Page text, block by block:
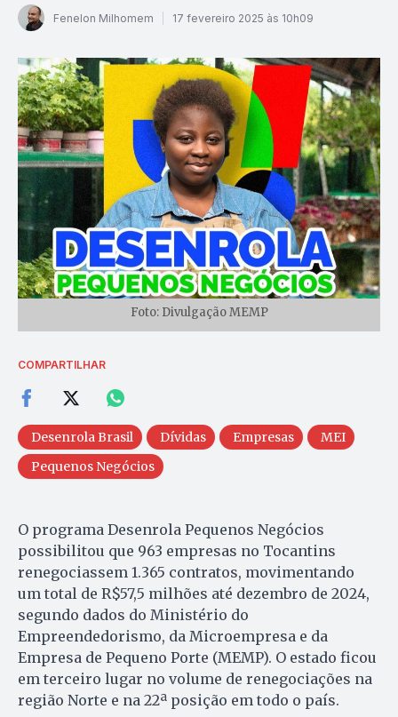
Fenelon Milhomem 17 fevereiro 2025 às 10h09
Foto: Divulgação MEMP
COMPARTILHAR
Desenrola Brasil Dívidas Empresas
MEI
Pequenos Negócios
O programa Desenrola Pequenos Negócios
possibilitou que 963 empresas no Tocantins
renegociassem 1.365 contratos, movimentando
um total de R$57,5 milhões até dezembro de 2024,
segundo dados do Ministério do
Empreendedorismo, da Microempresa e da
Empresa de Pequeno Porte (MEMP). O estado ficou
em terceiro lugar no volume de renegociações na
região Norte e na 22ª posição em todo o país.